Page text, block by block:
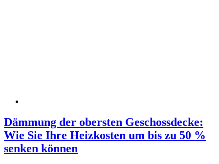
Dämmung der obersten Geschossdecke:
Wie Sie Ihre Heizkosten um bis zu 50 %
senken können